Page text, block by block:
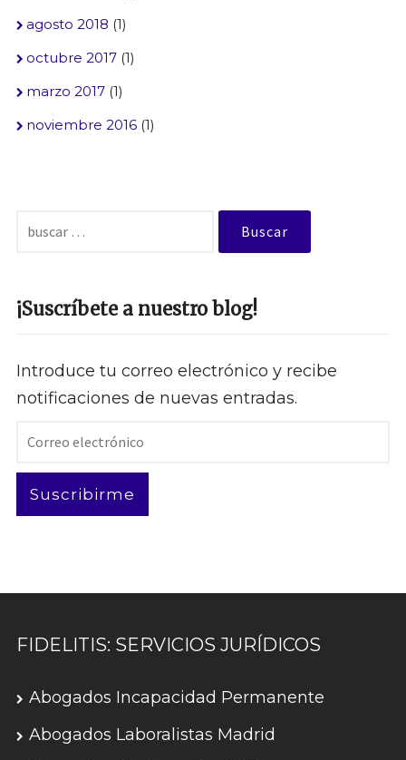
agosto 2018 (1)
octubre 2017(1)
marzo 2017(1)
noviembre 2016(1)
¡Suscríbete a nuestro blog!
Introduce tu correo electrónico y recibe
notificaciones de nuevas entradas.
Correo
Suscribirme
FIDELITIS: SERVICIOS JURÍDICOS
Abogados Incapacidad Permanente
Abogados Laboralistas Madrid